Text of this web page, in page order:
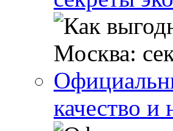
качество и